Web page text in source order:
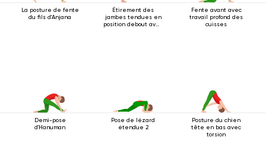
La posture de fente
du fils d'Anjana
Étirement des
jambes tendues en
position debout avec
Fente avant avec
travail profond des
cuisses
Demi-pose
d'Hanuman
Pose de lézard
étendue 2
Posture du chien
tête en bas avec
torsion